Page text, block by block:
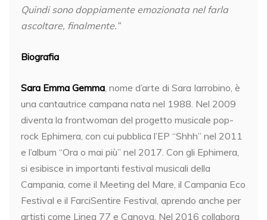
Quindi sono doppiamente emozionata nel farla
ascoltare, finalmente.”
Biografia
Sara Emma Gemma, nome d’arte di Sara Iarrobino, è
una cantautrice campana nata nel 1988. Nel 2009
diventa la frontwoman del progetto musicale pop-
rock Ephimera, con cui pubblica l’EP “Shhh” nel 2011
e l’album “Ora o mai più” nel 2017. Con gli Ephimera,
si esibisce in importanti festival musicali della
Campania, come il Meeting del Mare, il Campania Eco
Festival e il FarciSentire Festival, aprendo anche per
artisti come Linea 77 e Canova. Nel 2016 collabora